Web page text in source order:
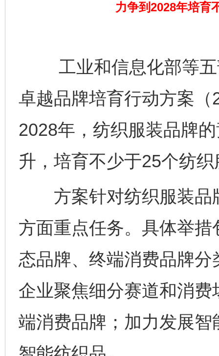
力争到2028年培育
工业和信息化部等五
卓越品牌培育行动方案
2028年，纺织服装品牌
升，培育不少于25个纺
方案针对纺织服装品
方面重点任务。具体举
态品牌、终端消费品牌
企业聚焦细分赛道和消
端消费品牌；加力发展